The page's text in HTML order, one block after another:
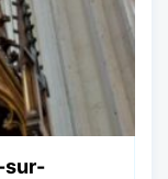
sur-